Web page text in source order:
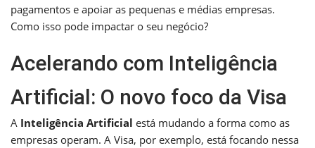
pagamentos e apoiar as pequenas e médias empresas.
Como isso pode impactar o seu negócio?
Acelerando com Inteligência
Artificial: O novo foco da Visa
A Inteligência Artificial está mudando a forma como as
empresas operam. A Visa, por exemplo, está focando nessa